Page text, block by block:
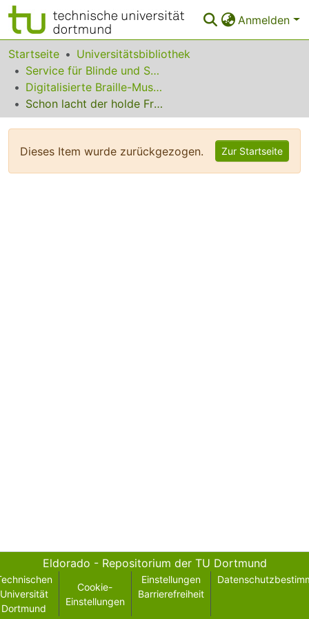
Anmelden
Bereiche & Sammlungen
Das gesamte Repositorium
Statistiken
Startseite
Universitätsbibliothek
Service für Blinde und Sehbehinderte
Digitalisierte Braille-Musik-Matrizen des VzfB
Schon lacht der holde Frühling
Dieses Item wurde zurückgezogen. Zur Startseite
Eldorado - Repositorium der TU Dortmund
Universität
Dortmund
Cookie-
Einstellungen
Einstellungen
Barrierefreiheit